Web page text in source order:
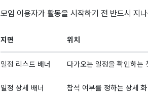
모임 이용자가 활동을 시작하기 전 반드시 지
지면 위치
일정 리스트 배너 다가오는 일정을 확인하는
일정 상세 배너 참석 여부를 정하는 상세 화